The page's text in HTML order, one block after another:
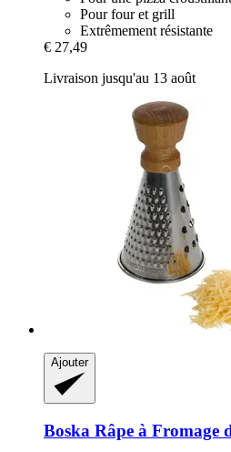
Pour four et grill
Extrêmement résistante
€ 27,49
Livraison jusqu'au 13 août
Ajouter
Boska Râpe à Fromage